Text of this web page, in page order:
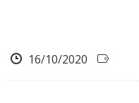
16/10/2020